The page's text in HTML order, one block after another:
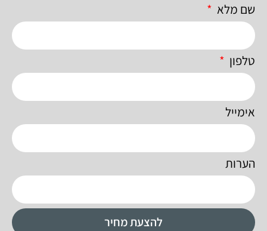
שם מלא
טלפון
אימייל
הערות
להצעת מחיר